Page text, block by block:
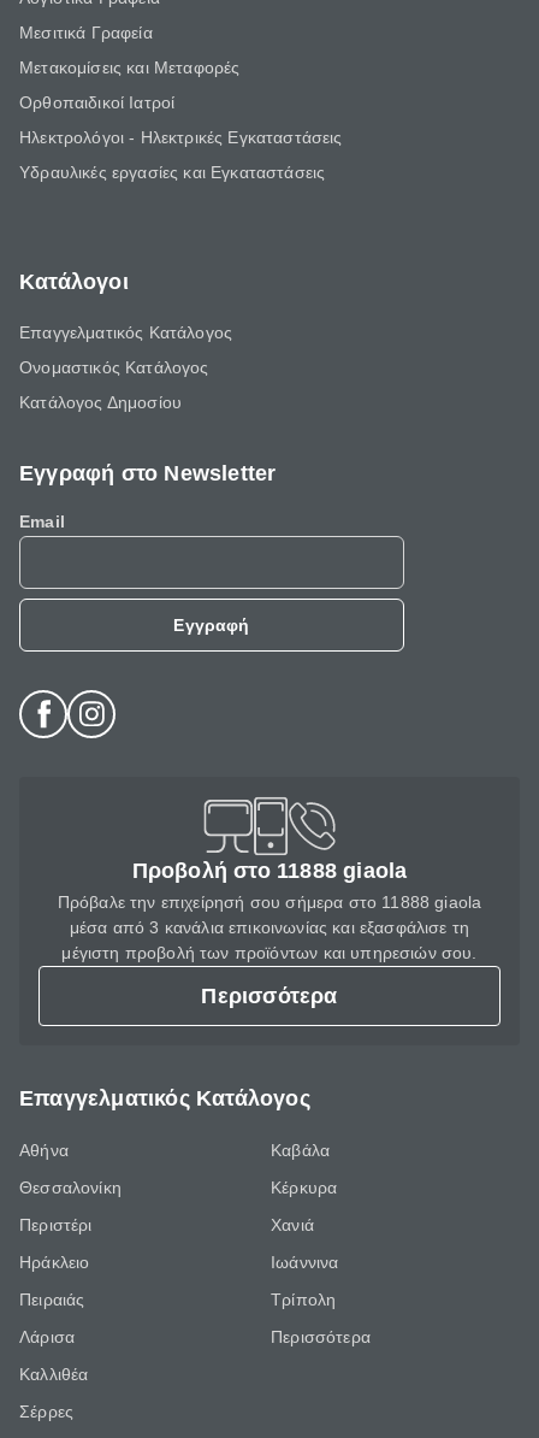
Μεσιτικά Γραφεία
Μετακομίσεις και Μεταφορές
Ορθοπαιδικοί Ιατροί
Ηλεκτρολόγοι - Ηλεκτρικές Εγκαταστάσεις
Υδραυλικές εργασίες και Εγκαταστάσεις
Κατάλογοι
Επαγγελματικός Κατάλογος
Ονομαστικός Κατάλογος
Κατάλογος Δημοσίου
Εγγραφή στο Newsletter
Email
Εγγραφή
Προβολή στο 11888 giaola
Πρόβαλε την επιχείρησή σου σήμερα στο 11888 giaola
μέσα από 3 κανάλια επικοινωνίας και εξασφάλισε τη
μέγιστη προβολή των προϊόντων και υπηρεσιών σου.
Περισσότερα
Επαγγελματικός Κατάλογος
Αθήνα
Θεσσαλονίκη
Περιστέρι
Ηράκλειο
Πειραιάς
Λάρισα
Καλλιθέα
Σέρρες
Καβάλα
Κέρκυρα
Χανιά
Ιωάννινα
Τρίπολη
Περισσότερα